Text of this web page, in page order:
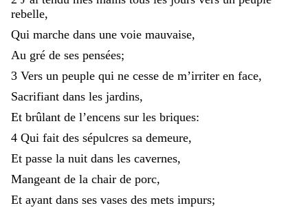
rebelle,
Qui marche dans une voie mauvaise,
Au gré de ses pensées;
3 Vers un peuple qui ne cesse de m’irriter en face,
Sacrifiant dans les jardins,
Et brûlant de l’encens sur les briques:
4 Qui fait des sépulcres sa demeure,
Et passe la nuit dans les cavernes,
Mangeant de la chair de porc,
Et ayant dans ses vases des mets impurs;